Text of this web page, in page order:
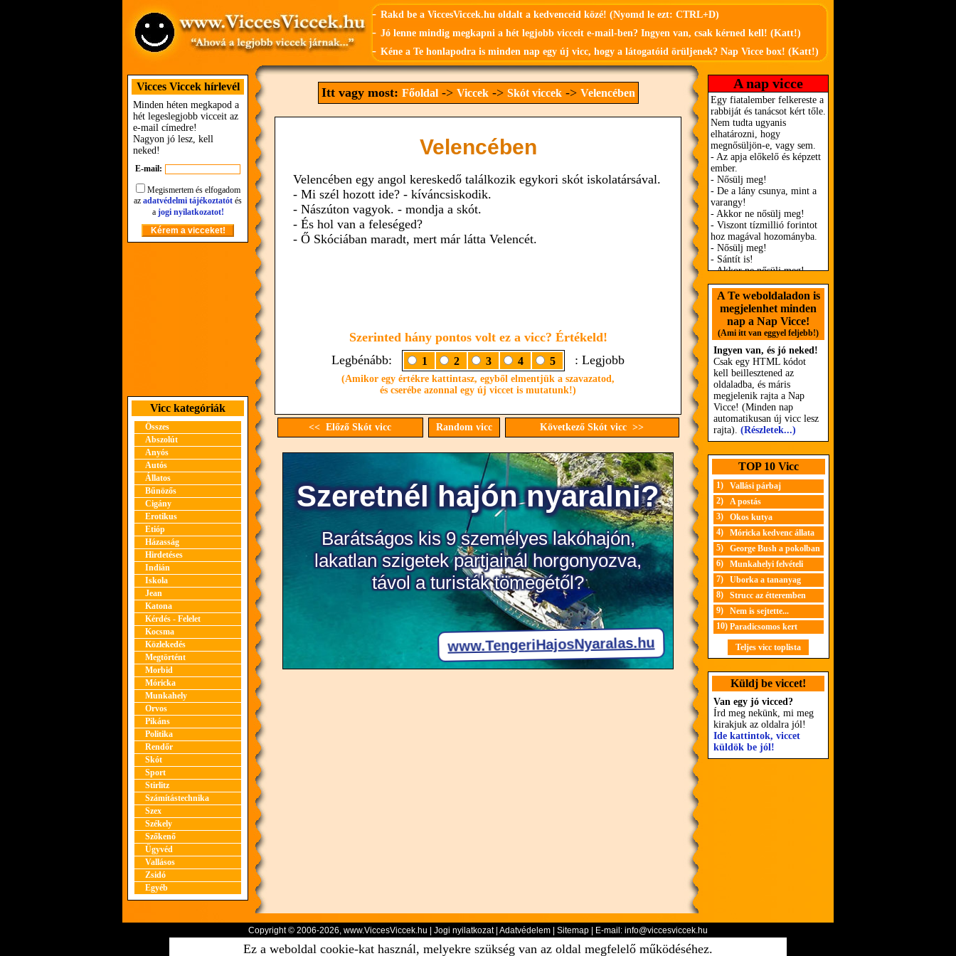
- Rakd be a ViccesViccek.hu oldalt a kedvenceid közé! (Nyomd le ezt: CTRL+D)
- Jó lenne mindig megkapni a hét legjobb vicceit e-mail-ben? Ingyen van, csak kérned kell! (Katt!)
- Kéne a Te honlapodra is minden nap egy új vicc, hogy a látogatóid örüljenek? Nap Vicce box! (Katt!)
Vicces Viccek hírlevél
Minden héten megkapod a
hét legeslegjobb vicceit az
e-mail címedre!
Nagyon jó lesz, kell
neked!
E-mail:
Megismertem és elfogadom
az adatvédelmi tájékoztatót és
a jogi nyilatkozatot!
Vicc kategóriák
Összes
Abszolút
Anyós
Autós
Állatos
Bűnözős
Cigány
Erotikus
Etióp
Házasság
Hirdetéses
Indián
Iskola
Jean
Katona
Kérdés - Felelet
Kocsma
Közlekedés
Megtörtént
Morbid
Móricka
Munkahely
Orvos
Pikáns
Politika
Rendőr
Skót
Sport
Stirlitz
Számítástechnika
Szex
Székely
Szőkenő
Ügyvéd
Vallásos
Zsidó
Egyéb
Itt vagy most: Főoldal-> Viccek-> Skót viccek-> Velencében
Velencében
Velencében egy angol kereskedő találkozik egykori skót iskolatársával.
- Mi szél hozott ide? - kíváncsiskodik.
- Nászúton vagyok. - mondja a skót.
- És hol van a feleséged?
- Ő Skóciában maradt, mert már látta Velencét.
Szerinted hány pontos volt ez a vicc? Értékeld!
Legbénább:
1 2 3 4 5 : Legjobb
(Amikor egy értékre kattintasz, egyből elmentjük a szavazatod,
és cserébe azonnal egy új viccet is mutatunk!)
<< Előző Skót vicc Random vicc Következő Skót vicc >>
A nap vicce
A Te weboldaladon is
megjelenhet minden
nap a Nap Vicce!
(Ami itt van eggyel feljebb!)
Ingyen van, és jó neked!
Csak egy HTML kódot
kell beillesztened az
oldaladba, és máris
megjelenik rajta a Nap
Vicce! (Minden nap
automatikusan új vicc lesz
rajta). (Részletek...)
TOP 10 Vicc
1)
Vallási párbaj
2)
A postás
3)
Okos kutya
4)
Móricka kedvenc állata
5)
George Bush a pokolban
6)
Munkahelyi felvételi
7)
Uborka a tananyag
8)
Strucc az étteremben
9)
Nem is sejtette...
10) Paradicsomos kert
Teljes vicc toplista
Küldj be viccet!
Van egy jó vicced?
Írd meg nekünk, mi meg
kirakjuk az oldalra jól!
Ide kattintok, viccet
küldök be jól!
Copyright © 2006-2026, www.ViccesViccek.hu | Jogi nyilatkozat| Adatvédelem Sitemap | E-mail: info@viccesviccek.hu
Ez a weboldal cookie-kat használ, melyekre szükség van az oldal megfelelő működéséhez.